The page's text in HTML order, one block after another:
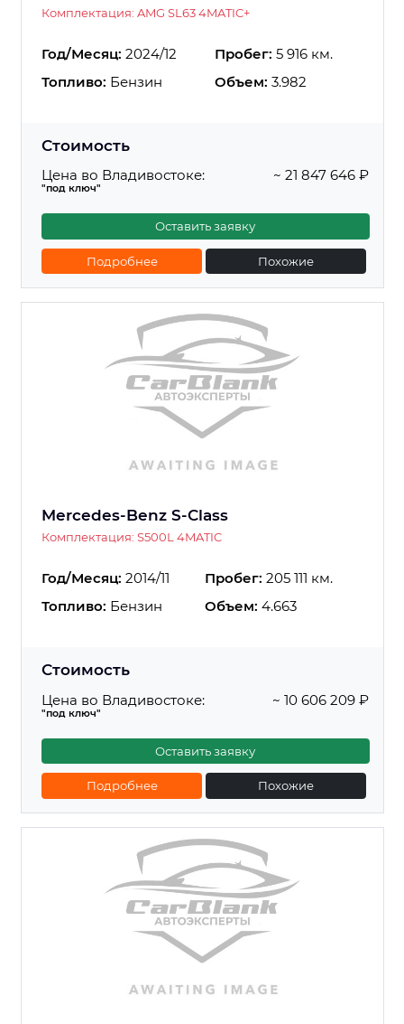
Комплектация: AMG SL63 4MATIC+
Год/Месяц: 2024/12 Пробег: 5 916 км.
Топливо: Бензин Объем: 3.982
Стоимость
Цена во Владивостоке:
"под ключ"
~ 21 847 646 ₽
Оставить заявку
Подробнее Похожие
Mercedes-Benz S-Class
Комплектация: S500L 4MATIC
Год/Месяц: 2014/11 Пробег: 205 111 км.
Топливо: Бензин Объем: 4.663
Стоимость
Цена во Владивостоке:
"под ключ"
~ 10 606 209 ₽
Оставить заявку
Подробнее Похожие